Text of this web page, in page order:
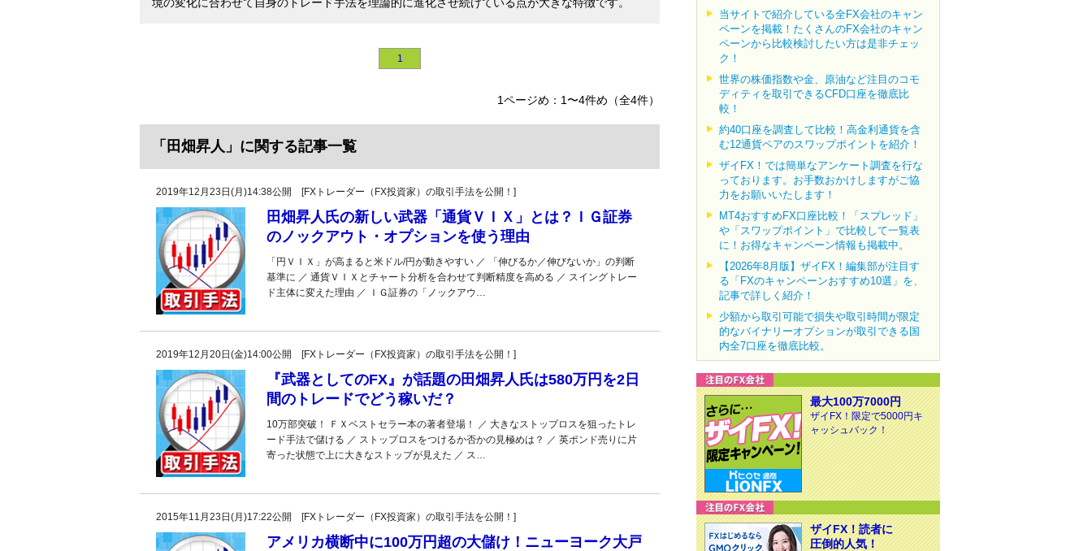
1
1ページめ：1〜4件め（全4件）
「田畑昇人」に関する記事一覧
2019年12月23日(月)14:38公開 [FXトレーダー（FX投資家）の取引手法を公開！]
田畑昇人氏の新しい武器「通貨ＶＩＸ」とは？ＩＧ証券
のノックアウト・オプションを使う理由
「円ＶＩＸ」が高まると米ドル/円が動きやすい ／ 「伸びるか／伸びないか」の判断
基準に ／ 通貨ＶＩＸとチャート分析を合わせて判断精度を高める ／ スイングトレー
ド主体に変えた理由 ／ ＩＧ証券の「ノックアウ…
2019年12月20日(金)14:00公開 [FXトレーダー（FX投資家）の取引手法を公開！]
『武器としてのFX』が話題の田畑昇人氏は580万円を2日
間のトレードでどう稼いだ？
10万部突破！ ＦＸベストセラー本の著者登場！ ／ 大きなストップロスを狙ったトレ
ード手法で儲ける ／ ストップロスをつけるか否かの見極めは？ ／ 英ポンド売りに片
寄った状態で上に大きなストップが見えた ／ ス…
2015年11月23日(月)17:22公開 [FXトレーダー（FX投資家）の取引手法を公開！]
アメリカ横断中に100万円超の大儲け！ニューヨーク大戸
当サイトで紹介している全FX会社のキャン
ペーンを掲載！たくさんのFX会社のキャン
ペーンから比較検討したい方は是非チェッ
ク！
世界の株価指数や金、原油など注目のコモ
ディティを取引できるCFD口座を徹底比
較！
約40口座を調査して比較！高金利通貨を含
む12通貨ペアのスワップポイントを紹介！
ザイFX！では簡単なアンケート調査を行な
っております。お手数おかけしますがご協
力をお願いいたします！
MT4おすすめFX口座比較！「スプレッド」
や「スワップポイント」で比較して一覧表
に！お得なキャンペーン情報も掲載中。
【2026年8月版】ザイFX！編集部が注目す
る「FXのキャンペーンおすすめ10選」を、
記事で詳しく紹介！
少額から取引可能で損失や取引時間が限定
的なバイナリーオプションが取引できる国
内全7口座を徹底比較。
最大100万7000円
ザイFX！限定で5000円キ
ャッシュバック！
ザイFX！読者に
圧倒的人気！